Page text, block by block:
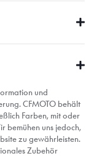
und
CFMOTO behält
Farben, mit oder
bemühen uns jedoch,
zu gewährleisten.
Zubehör